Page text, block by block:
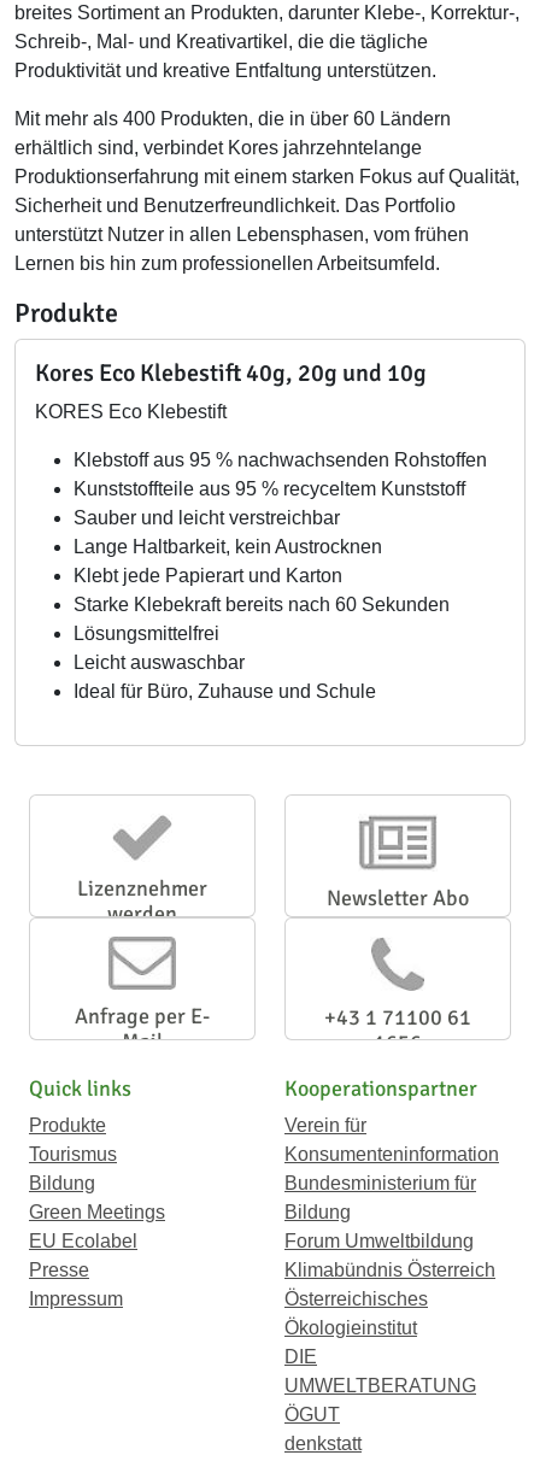
breites Sortiment an Produkten, darunter Klebe-, Korrektur-,
Schreib-, Mal- und Kreativartikel, die die tägliche
Produktivität und kreative Entfaltung unterstützen.
Mit mehr als 400 Produkten, die in über 60 Ländern
erhältlich sind, verbindet Kores jahrzehntelange
Produktionserfahrung mit einem starken Fokus auf Qualität,
Sicherheit und Benutzerfreundlichkeit. Das Portfolio
unterstützt Nutzer in allen Lebensphasen, vom frühen
Lernen bis hin zum professionellen Arbeitsumfeld.
Produkte
Kores Eco Klebestift 40g, 20g und 10g
KORES Eco Klebestift
Klebstoff aus 95 % nachwachsenden Rohstoffen
Kunststoffteile aus 95 % recyceltem Kunststoff
Sauber und leicht verstreichbar
Lange Haltbarkeit, kein Austrocknen
Klebt jede Papierart und Karton
Starke Klebekraft bereits nach 60 Sekunden
Lösungsmittelfrei
Leicht auswaschbar
Ideal für Büro, Zuhause und Schule
Lizenznehmer
werden
Newsletter Abo
Anfrage per E-
Mail
+43 1 71100 61
1656
Quick links
Produkte
Tourismus
Bildung
Green Meetings
EU Ecolabel
Presse
Impressum
Kooperationspartner
Verein für
Konsumenteninformation
Bundesministerium für
Bildung
Forum Umweltbildung
Klimabündnis Österreich
Österreichisches
Ökologieinstitut
DIE
UMWELTBERATUNG
ÖGUT
denkstatt